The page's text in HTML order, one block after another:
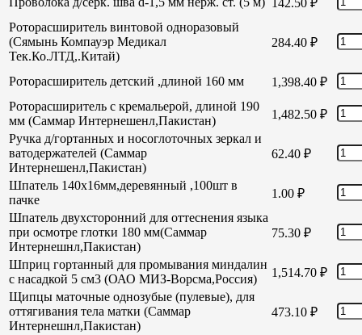
Роторасширитель винтовой одноразовый
(Сямынь Компауэр Медикал
Тек.Ко.ЛТД,.Китай)
284.40 ₽
Роторасширитель детский ,длиной 160 мм 1,398.40 ₽
Роторасширитель с кремальерой, длиной 190
мм (Саммар Интернешенл,Пакистан)
1,482.50 ₽
Ручка д/гортанных и носоглоточных зеркал и
ватодержателей (Саммар
Интернешенл,Пакистан)
62.40 ₽
Шпатель 140х16мм,деревянный ,100шт в
пачке
1.00 ₽
Шпатель двухсторонний для оттеснения языка
при осмотре глотки 180 мм(Саммар
Интернешнл,Пакистан)
75.30 ₽
Шприц гортанный для промывания миндалин
с насадкой 5 см3 (ОАО МИЗ-Ворсма,Россия)
1,514.70 ₽
Щипцы маточные однозубые (пулевые), для
оттягивания тела матки (Саммар
Интернешнл,Пакистан)
473.10 ₽